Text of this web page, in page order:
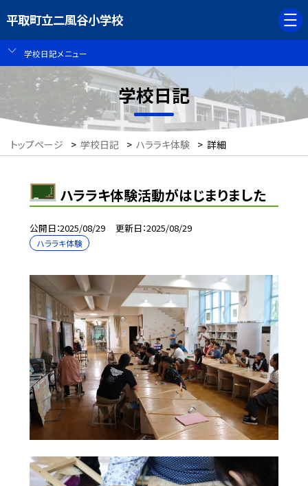
平取町立二風谷小学校
学校日記メニュー
学校日記
トップページ > 学校日記 > ハララキ体験 > 詳細
ハララキ体験活動がはじまりました
公開日 2025/08/29 更新日 2025/08/29
ハララキ体験